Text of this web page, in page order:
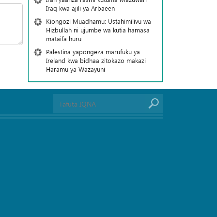
Iraq kwa ajili ya Arbaeen
Kiongozi Muadhamu: Ustahimilivu wa
Hizbullah ni ujumbe wa kutia hamasa
mataifa huru
Palestina yapongeza marufuku ya
Ireland kwa bidhaa zitokazo makazi
Haramu ya Wazayuni